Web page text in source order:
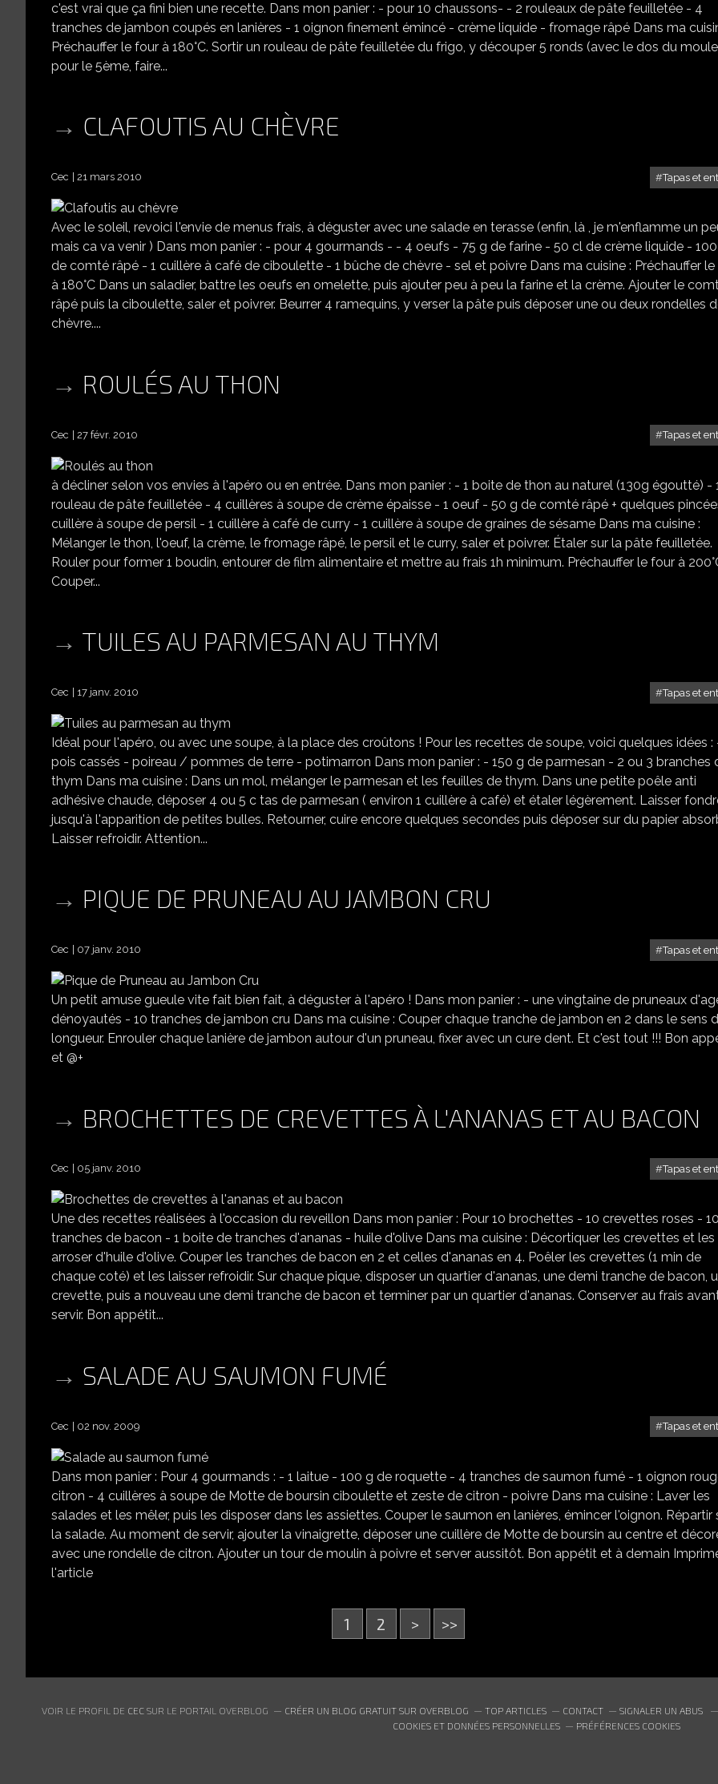
c'est vrai que ça fini bien une recette. Dans mon panier : - pour 10 chaussons- - 2 rouleaux de pâte feuilletée - 4
tranches de jambon coupés en lanières - 1 oignon finement émincé - crème liquide - fromage râpé Dans ma
Préchauffer le four à 180°C. Sortir un rouleau de pâte feuilletée du frigo, y découper 5 ronds (avec le dos du
pour le 5ème, faire...
CLAFOUTIS AU CHÈVRE
Tapas et
Cec 21 mars 2010 CLAFOUTIS AU CHÈVRE
Avec le soleil, revoici l'envie de menus frais, à déguster avec une salade en terasse (enfin, là , je m'enflamme un
mais ca va venir ) Dans mon panier : - pour 4 gourmands - - 4 oeufs - 75 g de farine - 50 cl de crème liquide -
de comté râpé - 1 cuillère à café de ciboulette - 1 bûche de chèvre - sel et poivre Dans ma cuisine : Préchauffer
à 180°C Dans un saladier, battre les oeufs en omelette, puis ajouter peu à peu la farine et la crème. Ajouter le
râpé puis la ciboulette, saler et poivrer. Beurrer 4 ramequins, y verser la pâte puis déposer une ou deux rondelles
chèvre....
ROULÉS AU THON
Tapas et
Cec 27 févr. 2010 ROULÉS AU THON
à décliner selon vos envies à l'apéro ou en entrée. Dans mon panier : - 1 boite de thon au naturel (130g égoutté) - 1
rouleau de pâte feuilletée - 4 cuillères à soupe de crème épaisse - 1 oeuf - 50 g de comté râpé + quelques
cuillère à soupe de persil - 1 cuillère à café de curry - 1 cuillère à soupe de graines de sésame Dans ma cuisine :
Mélanger le thon, l'oeuf, la crème, le fromage râpé, le persil et le curry, saler et poivrer. Étaler sur la pâte feuilletée.
Rouler pour former 1 boudin, entourer de film alimentaire et mettre au frais 1h minimum. Préchauffer le four à
Couper...
TUILES AU PARMESAN AU THYM
Tapas et
Cec 17 janv. 2010 TUILES AU PARMESAN AU THYM
Idéal pour l'apéro, ou avec une soupe, à la place des croûtons ! Pour les recettes de soupe, voici quelques idées :
pois cassés - poireau / pommes de terre - potimarron Dans mon panier : - 150 g de parmesan - 2 ou 3 branches
thym Dans ma cuisine : Dans un mol, mélanger le parmesan et les feuilles de thym. Dans une petite poêle anti
adhésive chaude, déposer 4 ou 5 c tas de parmesan ( environ 1 cuillère à café) et étaler légèrement. Laisser
jusqu'à l'apparition de petites bulles. Retourner, cuire encore quelques secondes puis déposer sur du papier
Laisser refroidir. Attention...
PIQUE DE PRUNEAU AU JAMBON CRU
Tapas et
Cec 07 janv. 2010 PIQUE DE PRUNEAU AU JAMBON CRU
Un petit amuse gueule vite fait bien fait, à déguster à l'apéro ! Dans mon panier : - une vingtaine de pruneaux
dénoyautés - 10 tranches de jambon cru Dans ma cuisine : Couper chaque tranche de jambon en 2 dans le sens
longueur. Enrouler chaque lanière de jambon autour d'un pruneau, fixer avec un cure dent. Et c'est tout !!! Bon
et @+
BROCHETTES DE CREVETTES À L'ANANAS ET AU BACON
Tapas et
Cec 05 janv. 2010 BROCHETTES DE CREVETTES À L'ANANAS ET AU BACON
Une des recettes réalisées à l'occasion du reveillon Dans mon panier : Pour 10 brochettes - 10 crevettes roses - 10
tranches de bacon - 1 boite de tranches d'ananas - huile d'olive Dans ma cuisine : Décortiquer les crevettes et les
arroser d'huile d'olive. Couper les tranches de bacon en 2 et celles d'ananas en 4. Poêler les crevettes (1 min de
chaque coté) et les laisser refroidir. Sur chaque pique, disposer un quartier d'ananas, une demi tranche de bacon,
crevette, puis a nouveau une demi tranche de bacon et terminer par un quartier d'ananas. Conserver au frais
servir. Bon appétit...
SALADE AU SAUMON FUMÉ
Tapas et
Cec 02 nov. 2009 SALADE AU SAUMON FUMÉ
Dans mon panier : Pour 4 gourmands : - 1 laitue - 100 g de roquette - 4 tranches de saumon fumé - 1 oignon
citron - 4 cuillères à soupe de Motte de boursin ciboulette et zeste de citron - poivre Dans ma cuisine : Laver les
salades et les mêler, puis les disposer dans les assiettes. Couper le saumon en lanières, émincer l'oignon. Répartir
la salade. Au moment de servir, ajouter la vinaigrette, déposer une cuillère de Motte de boursin au centre et
avec une rondelle de citron. Ajouter un tour de moulin à poivre et server aussitôt. Bon appétit et à demain
l'article
1 2 > >>
VOIR LE PROFIL DE CECSUR LE PORTAIL OVERBLOG CRÉER UN BLOG GRATUIT SUR OVERBLOG TOP ARTICLES CONTACT SIGNALER UN ABUS
COOKIES ET DONNÉES PERSONNELLES
PRÉFÉRENCES COOKIES